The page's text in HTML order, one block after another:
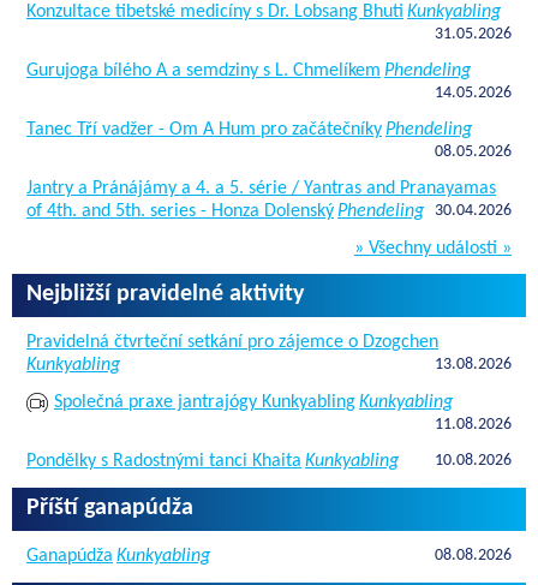
Konzultace tibetské medicíny s Dr. Lobsang Bhuti Kunkyabling
31.05.2026
Gurujoga bílého A a semdziny s L. Chmelíkem Phendeling
14.05.2026
Tanec Tří vadžer - Om A Hum pro začátečníkyPhendeling
08.05.2026
Jantry a Pránájámy a 4. a 5. série / Yantras and Pranayamas
of 4th. and 5th. series - Honza DolenskýPhendeling 30.04.2026
» Všechny události »
Nejbližší pravidelné aktivity
Pravidelná čtvrteční setkání pro zájemce o Dzogchen
Kunkyabling
13.08.2026
Společná praxe jantrajógy KunkyablingKunkyabling
11.08.2026
Pondělky s Radostnými tanci Khaita Kunkyabling 10.08.2026
Příští ganapúdža
Ganapúdža Kunkyabling 08.08.2026